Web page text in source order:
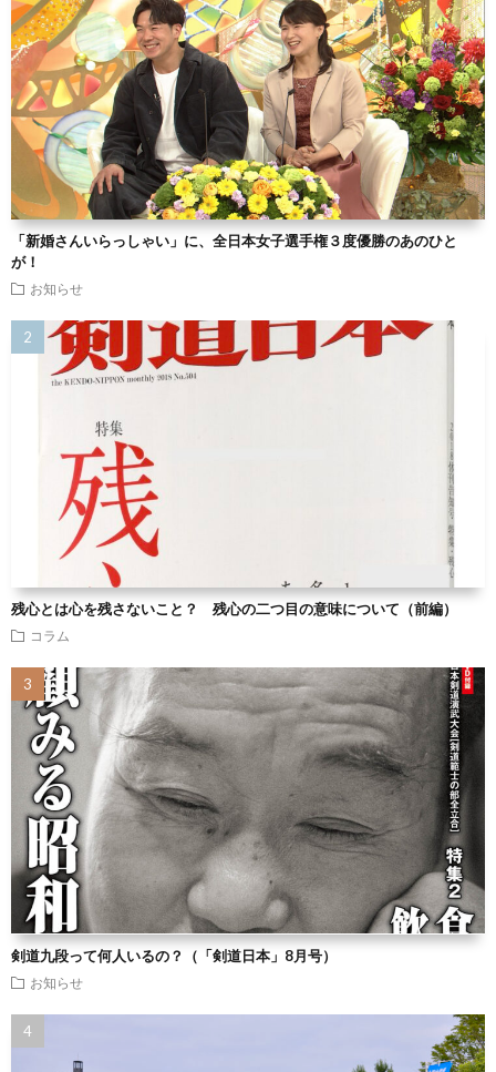
「新婚さんいらっしゃい」に、全日本女子選手権３度優勝のあのひと
が！
お知らせ
残心とは心を残さないこと？ 残心の二つ目の意味について（前編）
コラム
剣道九段って何人いるの？（「剣道日本」8月号）
お知らせ